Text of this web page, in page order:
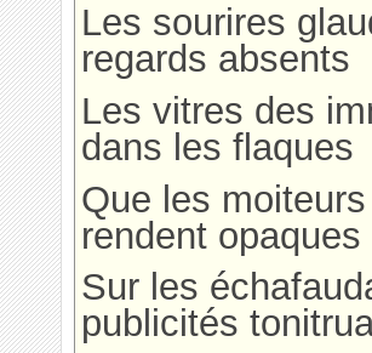
Les sourires
regards absents
Les vitres des
dans les flaques
Que les
rendent opaques
Sur les
publicités